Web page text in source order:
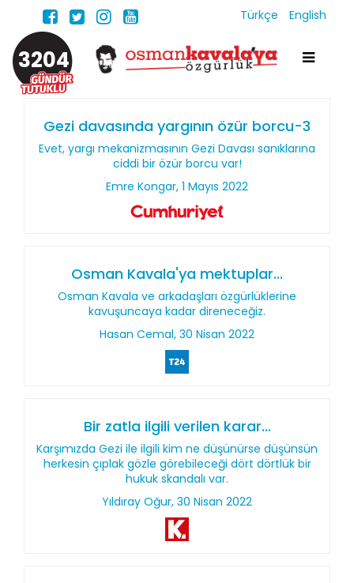
Türkçe English
3204
Gezi davasında yargının özür borcu-3
Evet, yargı mekanizmasının Gezi Davası sanıklarına
ciddi bir özür borcu var!
Emre Kongar, 1 Mayıs 2022
Osman Kavala'ya mektuplar...
Osman Kavala ve arkadaşları özgürlüklerine
kavuşuncaya kadar direneceğiz.
Hasan Cemal, 30 Nisan 2022
Bir zatla ilgili verilen karar…
Karşımızda Gezi ile ilgili kim ne düşünürse düşünsün
herkesin çıplak gözle görebileceği dört dörtlük bir
hukuk skandalı var.
Yıldıray Oğur, 30 Nisan 2022